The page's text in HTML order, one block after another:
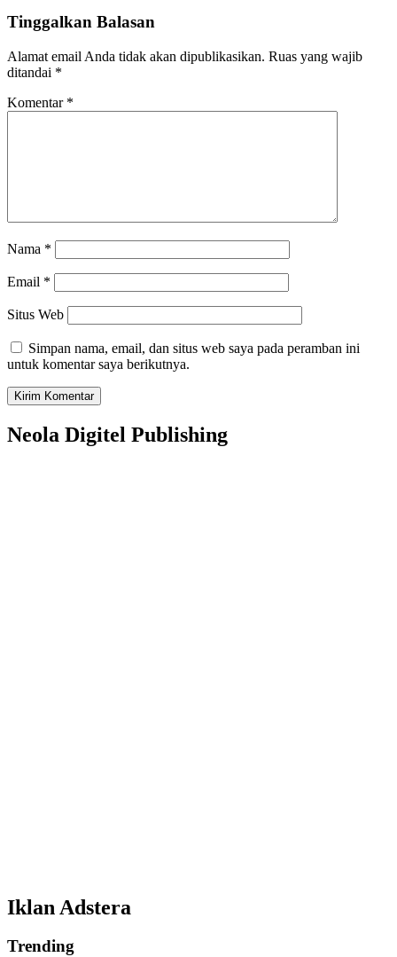
Tinggalkan Balasan
Alamat email Anda tidak akan dipublikasikan. Ruas yang wajib
ditandai *
Komentar *
Nama *
Email *
Situs Web
Simpan nama, email, dan situs web saya pada peramban ini
untuk komentar saya berikutnya.
Neola Digitel Publishing
Iklan Adstera
Trending